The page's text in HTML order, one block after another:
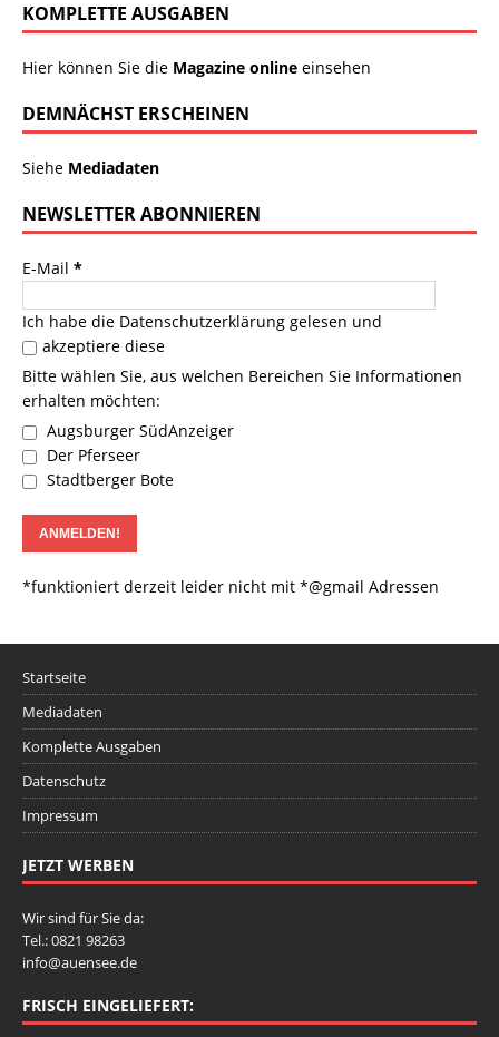
KOMPLETTE AUSGABEN
Hier können Sie die Magazine online einsehen
DEMNÄCHST ERSCHEINEN
Siehe Mediadaten
NEWSLETTER ABONNIEREN
E-Mail *
Ich habe die Datenschutzerklärung gelesen und
akzeptiere diese
Bitte wählen Sie, aus welchen Bereichen Sie Informationen
erhalten möchten:
Augsburger SüdAnzeiger
Der Pferseer
Stadtberger Bote
*funktioniert derzeit leider nicht mit *@gmail Adressen
Startseite
Mediadaten
Komplette Ausgaben
Datenschutz
Impressum
JETZT WERBEN
Wir sind für Sie da:
Tel.: 0821 98263
info@auensee.de
FRISCH EINGELIEFERT: